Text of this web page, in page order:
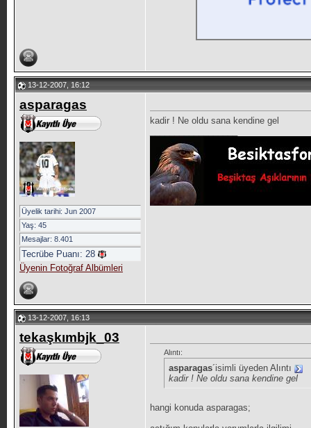
13-12-2007, 16:12
asparagas
Üyelik tarihi: Jun 2007
Yaş: 45
Mesajlar: 8.401
Tecrübe Puanı: 28
Üyenin Fotoğraf Albümleri
kadir ! Ne oldu sana kendine gel
13-12-2007, 16:13
tekaşkımbjk_03
Alıntı:
asparagas´isimli üyeden Alıntı
kadir ! Ne oldu sana kendine gel
hangi konuda asparagas;